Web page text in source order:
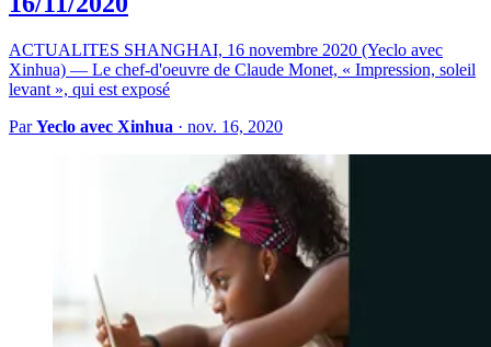
ACTUALITES SHANGHAI, 16 novembre 2020 (Yeclo avec
Xinhua) — Le chef-d'oeuvre de Claude Monet, « Impression, soleil
levant », qui est exposé
ParYeclo avec Xinhua · nov. 16, 2020